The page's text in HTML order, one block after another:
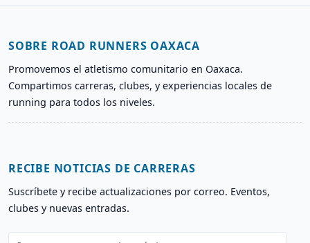
SOBRE ROAD RUNNERS OAXACA
Promovemos el atletismo comunitario en Oaxaca.
Compartimos carreras, clubes, y experiencias locales de
running para todos los niveles.
RECIBE NOTICIAS DE CARRERAS
Suscríbete y recibe actualizaciones por correo. Eventos,
clubes y nuevas entradas.